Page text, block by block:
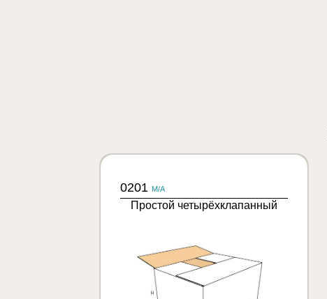
0201 M/A
Простой четырёхклапанный